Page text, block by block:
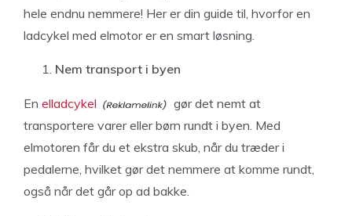
hele endnu nemmere! Her er din guide til, hvorfor en
ladcykel med elmotor er en smart løsning.
Nem transport i byen
En elladcykel
gør det nemt at
transportere varer eller børn rundt i byen. Med
elmotoren får du et ekstra skub, når du træder i
pedalerne, hvilket gør det nemmere at komme rundt,
også når det går op ad bakke.